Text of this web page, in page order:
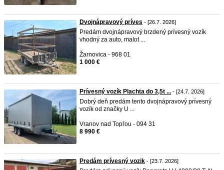
Dvojnápravový príves - [26.7. 2026]
Predám dvojnápravový brzdený prívesný vozík
vhodný za auto, malot ...
Žarnovica - 968 01
1 000 €
Prívesný vozík Plachta do 3,5t ... - [24.7. 2026]
Dobrý deň predám tento dvojnápravový prívesný
vozík od značky U ...
Vranov nad Topľou - 094 31
8 990 €
Predám prívesný vozik - [23.7. 2026]